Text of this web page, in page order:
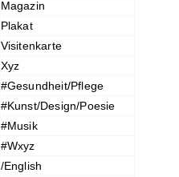
Magazin
Plakat
Visitenkarte
Xyz
#Gesundheit/Pflege
#Kunst/Design/Poesie
#Musik
#Wxyz
/English